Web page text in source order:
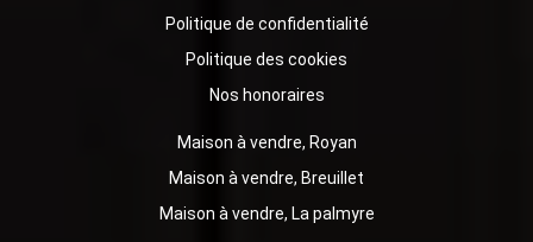
Politique de confidentialité
Politique des cookies
Nos honoraires
Maison à vendre, Royan
Maison à vendre, Breuillet
Maison à vendre, La palmyre